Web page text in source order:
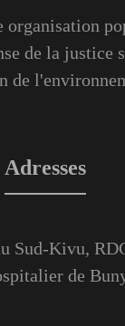
organisation
de la justice
de
Adresses
Sud-Kivu,
de